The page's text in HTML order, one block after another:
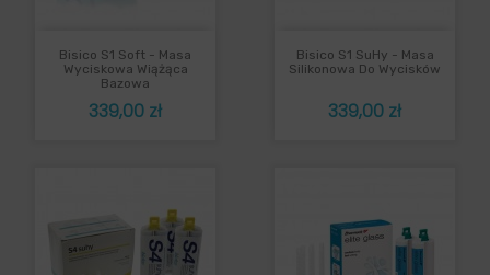
Bisico S1 Soft - Masa
Wyciskowa Wiążąca
Bazowa
Cena
339,00 zł
Bisico S1 SuHy - Masa
Silikonowa Do Wycisków
Cena
339,00 zł